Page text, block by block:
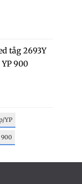
tåg 2693Y
900
YP
900